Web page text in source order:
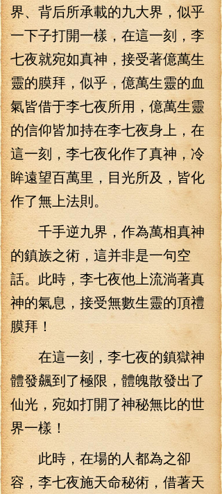
界、背后所承載的九大界，似乎
一下子打開一樣，在這一刻，李
七夜就宛如真神，接受著億萬生
靈的膜拜，似乎，億萬生靈的血
氣皆借于李七夜所用，億萬生靈
的信仰皆加持在李七夜身上，在
這一刻，李七夜化作了真神，冷
眸遠望百萬里，目光所及，皆化
作了無上法則。
千手逆九界，作為萬相真神
的鎮族之術，這并非是一句空
話。此時，李七夜他上流淌著真
神的氣息，接受無數生靈的頂禮
膜拜！
在這一刻，李七夜的鎮獄神
體發飆到了極限，體魄散發出了
仙光，宛如打開了神秘無比的世
界一樣！
此時，在場的人都為之卻
容，李七夜施天命秘術，借著天